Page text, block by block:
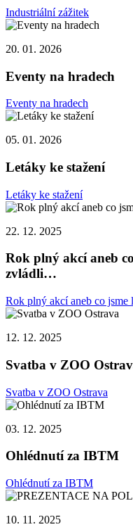
Industriální zážitek
20. 01. 2026
Eventy na hradech
Eventy na hradech
05. 01. 2026
Letáky ke stažení
Letáky ke stažení
22. 12. 2025
Rok plný akcí aneb
zvládli…
Rok plný akcí aneb co
12. 12. 2025
Svatba v ZOO
Svatba v ZOO Ostrava
03. 12. 2025
Ohlédnutí za IBTM
Ohlédnutí za IBTM
10. 11. 2025